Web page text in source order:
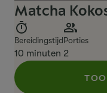
Matcha
Bereidingstijd
10 minuten
Porties
2